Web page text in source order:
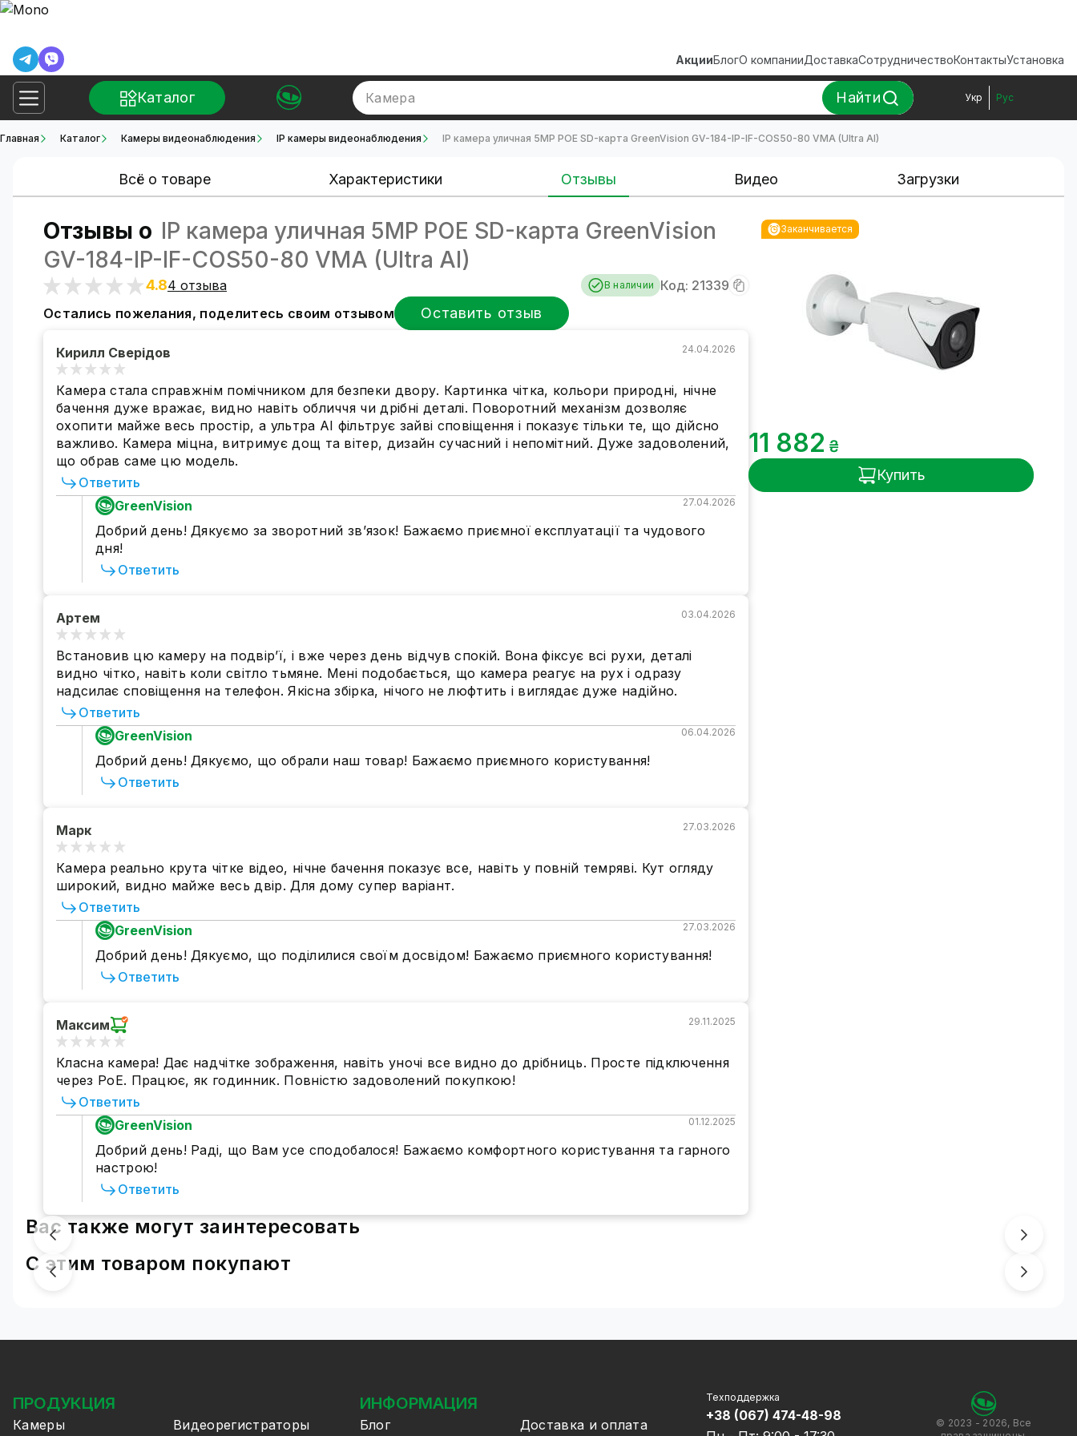
АкцииБлогО компанииДоставкаСотрудничествоКонтактыУстановка
Каталог Камера Найти Укр Рус
Главная Каталог Камеры видеонаблюдения IP камеры видеонаблюдения IP камера уличная 5MP POE SD-карта GreenVision GV-184-IP-IF-COS50-80 VMA (Ultra AI)
Всё о товаре Характеристики Отзывы Видео Загрузки
Отзывы о IP камера уличная 5MP POE SD-карта GreenVision
GV-184-IP-IF-COS50-80 VMA (Ultra AI)
4.84 отзыва В наличии
Код: 21339
Остались пожелания, поделитесь своим отзывом
Оставить отзыв
Кирилл Сверідов 24.04.2026
Камера стала справжнім помічником для безпеки двору. Картинка чітка, кольори природні, нічне
бачення дуже вражає, видно навіть обличчя чи дрібні деталі. Поворотний механізм дозволяє
охопити майже весь простір, а ультра AI фільтрує зайві сповіщення і показує тільки те, що дійсно
важливо. Камера міцна, витримує дощ та вітер, дизайн сучасний і непомітний. Дуже задоволений,
що обрав саме цю модель.
Ответить
GreenVision
27.04.2026
Добрий день! Дякуємо за зворотний зв’язок! Бажаємо приємної експлуатації та чудового
дня!
Ответить
Артем 03.04.2026
Встановив цю камеру на подвір’ї, і вже через день відчув спокій. Вона фіксує всі рухи, деталі
видно чітко, навіть коли світло тьмяне. Мені подобається, що камера реагує на рух і одразу
надсилає сповіщення на телефон. Якісна збірка, нічого не люфтить і виглядає дуже надійно.
Ответить
GreenVision
06.04.2026
Добрий день! Дякуємо, що обрали наш товар! Бажаємо приємного користування!
Ответить
Марк 27.03.2026
Камера реально крута чітке відео, нічне бачення показує все, навіть у повній темряві. Кут огляду
широкий, видно майже весь двір. Для дому супер варіант.
Ответить
GreenVision
27.03.2026
Добрий день! Дякуємо, що поділилися своїм досвідом! Бажаємо приємного користування!
Ответить
Максим 29.11.2025
Класна камера! Дає надчітке зображення, навіть уночі все видно до дрібниць. Просте підключення
через PoE. Працює, як годинник. Повністю задоволений покупкою!
Ответить
GreenVision
01.12.2025
Добрий день! Раді, що Вам усе сподобалося! Бажаємо комфортного користування та гарного
настрою!
Ответить
Заканчивается
11 882 ₴
Купить
Вас также могут заинтересовать
С этим товаром покупают
ПРОДУКЦИЯ
Камеры Видеорегистраторы
ИНФОРМАЦИЯ
Блог Доставка и оплата
Техподдержка
+38 (067) 474-48-98
© 2023 - 2026, Все